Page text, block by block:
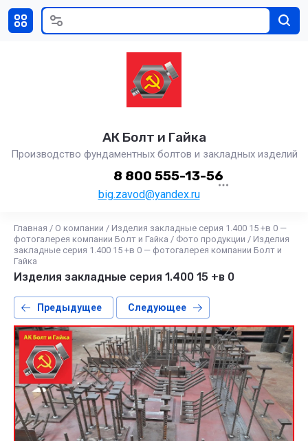
АК Болт и Гайка
Производство фундаментных болтов и закладных изделий
big.zavod@yandex.ru
8 800 555-13-56
Главная / О компании / Изделия закладные серия 1.400 15 +в 0 —
фотогалерея компании Болт и Гайка / Фото продукции / Изделия
закладные серия 1.400 15 +в 0 — фотогалерея компании Болт и
Гайка
Изделия закладные серия 1.400 15 +в 0
Предыдущее Следующее